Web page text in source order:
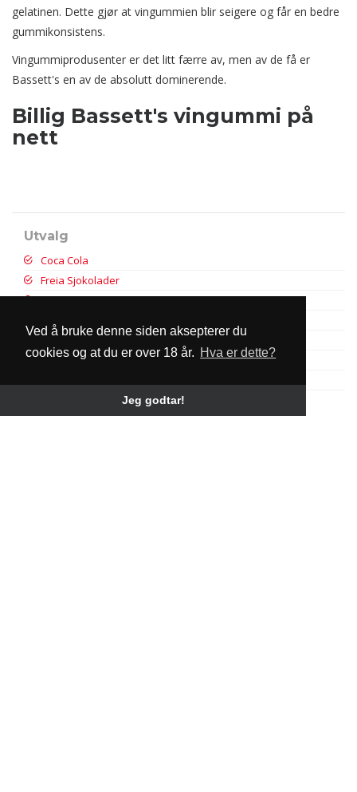
Ved å bruke denne siden aksepterer du
cookies og at du er over 18 år. Hva er dette?
Jeg godtar!
gelatinen. Dette gjør at vingummien blir seigere og får en bedre
gummikonsistens.
Vingummiprodusenter er det litt færre av, men av de få er
Bassett's en av de absolutt dominerende.
Billig Bassett's vingummi på
nett
Utvalg
Coca Cola
Freia Sjokolader
Kinder
Red Bull
Pepsi